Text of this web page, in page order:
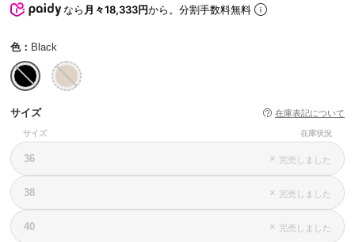
なら 月々18,333円から。分割手数料無料
色： Black
サイズ 在庫表記について
サイズ 在庫状況
36 × 完売しました
38 × 完売しました
40 × 完売しました